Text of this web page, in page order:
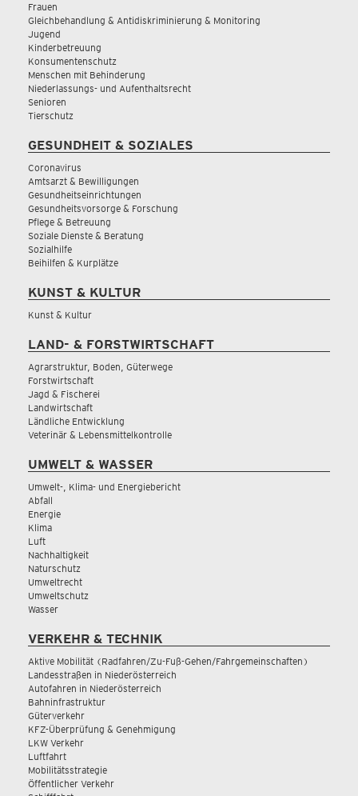
Frauen
Gleichbehandlung & Antidiskriminierung & Monitoring
Jugend
Kinderbetreuung
Konsumentenschutz
Menschen mit Behinderung
Niederlassungs- und Aufenthaltsrecht
Senioren
Tierschutz
GESUNDHEIT & SOZIALES
Coronavirus
Amtsarzt & Bewilligungen
Gesundheitseinrichtungen
Gesundheitsvorsorge & Forschung
Pflege & Betreuung
Soziale Dienste & Beratung
Sozialhilfe
Beihilfen & Kurplätze
KUNST & KULTUR
Kunst & Kultur
LAND- & FORSTWIRTSCHAFT
Agrarstruktur, Boden, Güterwege
Forstwirtschaft
Jagd & Fischerei
Landwirtschaft
Ländliche Entwicklung
Veterinär & Lebensmittelkontrolle
UMWELT & WASSER
Umwelt-, Klima- und Energiebericht
Abfall
Energie
Klima
Luft
Nachhaltigkeit
Naturschutz
Umweltrecht
Umweltschutz
Wasser
VERKEHR & TECHNIK
Aktive Mobilität (Radfahren/Zu-Fuß-Gehen/Fahrgemeinschaften)
Landesstraßen in Niederösterreich
Autofahren in Niederösterreich
Bahninfrastruktur
Güterverkehr
KFZ-Überprüfung & Genehmigung
LKW Verkehr
Luftfahrt
Mobilitätsstrategie
Öffentlicher Verkehr